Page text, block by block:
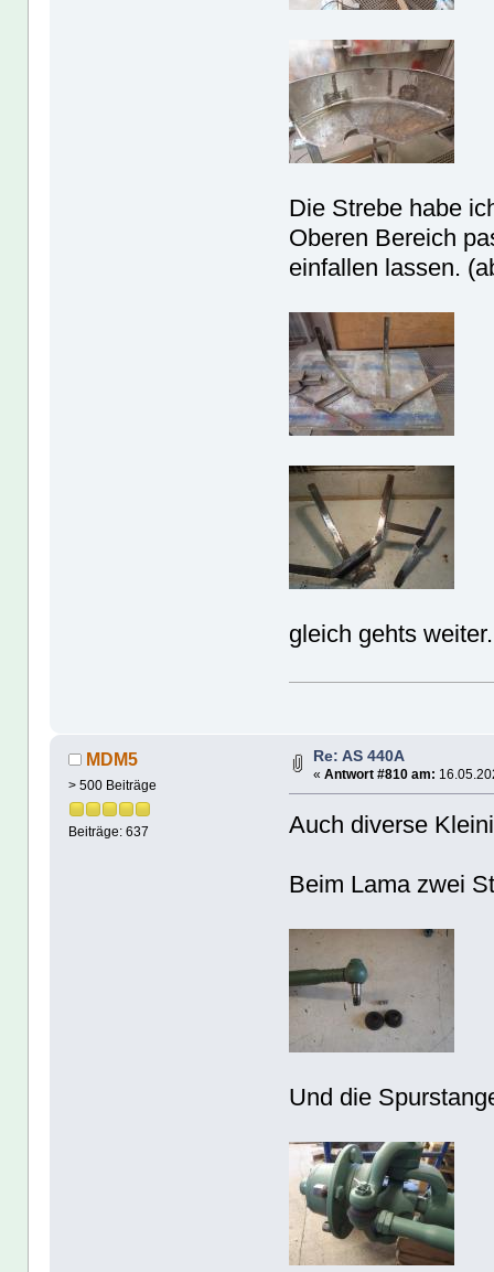
Die Strebe habe
Oberen Bereich
einfallen lassen.
gleich gehts
MDM5
> 500 Beiträge
Beiträge: 637
Re: AS 440A
« Antwort #810 am:
Auch diverse
Beim Lama zwei
Und die